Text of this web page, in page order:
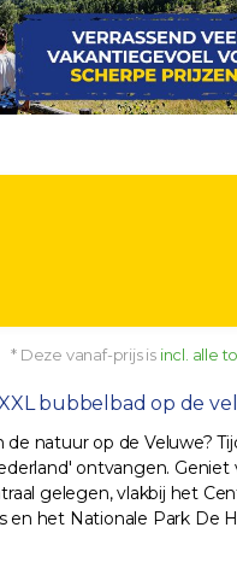
2, 3 OF 4 DAGEN
Suite in een 4*-
* Deze vanaf-prijs is incl. alle
bubbelbad op de
natuur op de Veluwe?
ontvangen.
gelegen, vlakbij het
en het Nationale Park